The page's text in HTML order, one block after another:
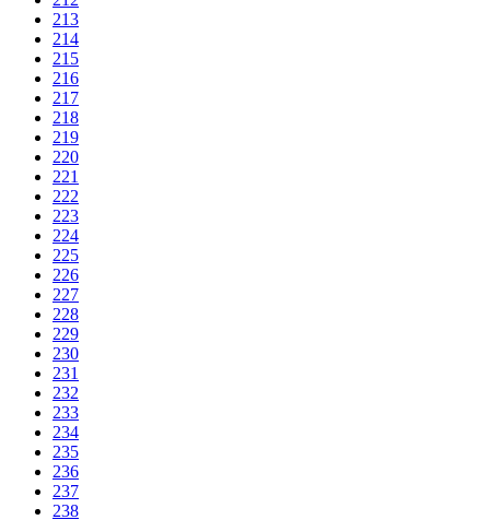
213
214
215
216
217
218
219
220
221
222
223
224
225
226
227
228
229
230
231
232
233
234
235
236
237
238